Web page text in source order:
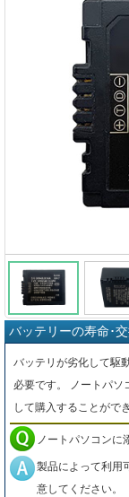
バッテリーの寿命･
バッテリが劣化して駆
必要です。 ノートパソ
して購入することがで
ノートパソコンに
製品によって利用
意してください。